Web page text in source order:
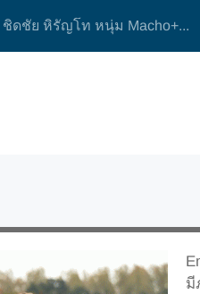
ชิดชัย หิรัญโท หนุ่ม Macho+...
มี